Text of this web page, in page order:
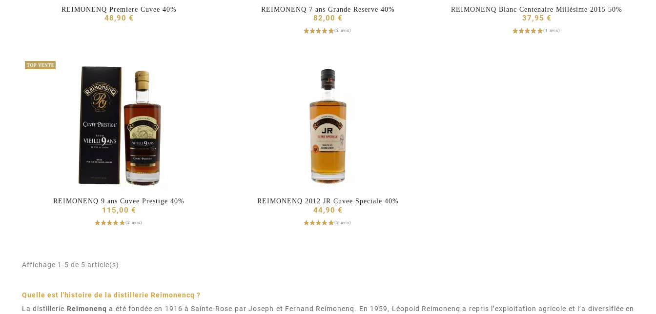
REIMONENQ Premiere Cuvee 40%

48,90 €
REIMONENQ 7 ans Grande Reserve 40%

82,00 €
REIMONENQ Blanc Centenaire Millésime 2015 50%

37,95 €
REIMONENQ 9 ans Cuvee Prestige 40%

115,00 €
REIMONENQ 2012 JR Cuvee Speciale 40%

44,90 €
Affichage 1-5 de 5 article(s)
Quelle est l'histoire de la distillerie Reimonencq ?
La distillerie Reimonenq a été fondée en 1916 à Sainte-Rose par Joseph et Fernand Reimonenq. En 1959, Léopold Reimonenq a repris l’exploitation agricole et l’a diversifiée en